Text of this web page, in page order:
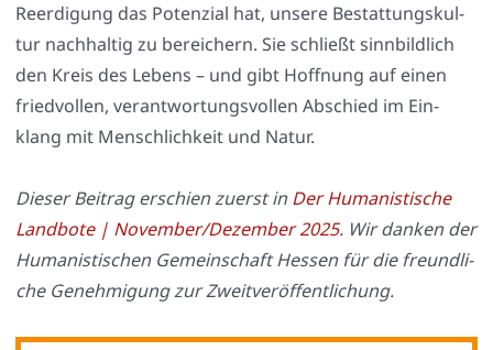
Reer­di­gung das Poten­zi­al hat, unse­re Bestat­tungs­kul­
tur nach­hal­tig zu berei­chern. Sie schließt sinn­bild­lich
den Kreis des Lebens – und gibt Hoff­nung auf einen
fried­vol­len, ver­ant­wor­tungs­vol­len Abschied im Ein­
klang mit Mensch­lich­keit und Natur.
Die­ser Bei­trag erschien zuerst in Der Huma­nis­ti­sche
Land­bo­te | November/Dezember 2025. Wir dan­ken der
Huma­nis­ti­schen Gemein­schaft Hes­sen für die freund­li­
che Geneh­mi­gung zur Zweit­ver­öf­fent­li­chung.